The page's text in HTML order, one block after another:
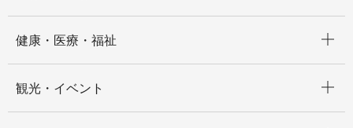
健康・医療・福祉
観光・イベント